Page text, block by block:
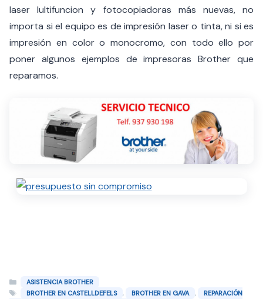
laser lultifuncion y fotocopiadoras más nuevas, no
importa si el equipo es de impresión laser o tinta, ni si es
impresión en color o monocromo, con todo ello por
poner algunos ejemplos de impresoras Brother que
reparamos.
Categorías
ASISTENCIA BROTHER
Etiquetas
BROTHER EN CASTELLDEFELS , BROTHER EN GAVA ,
REPARACIÓN